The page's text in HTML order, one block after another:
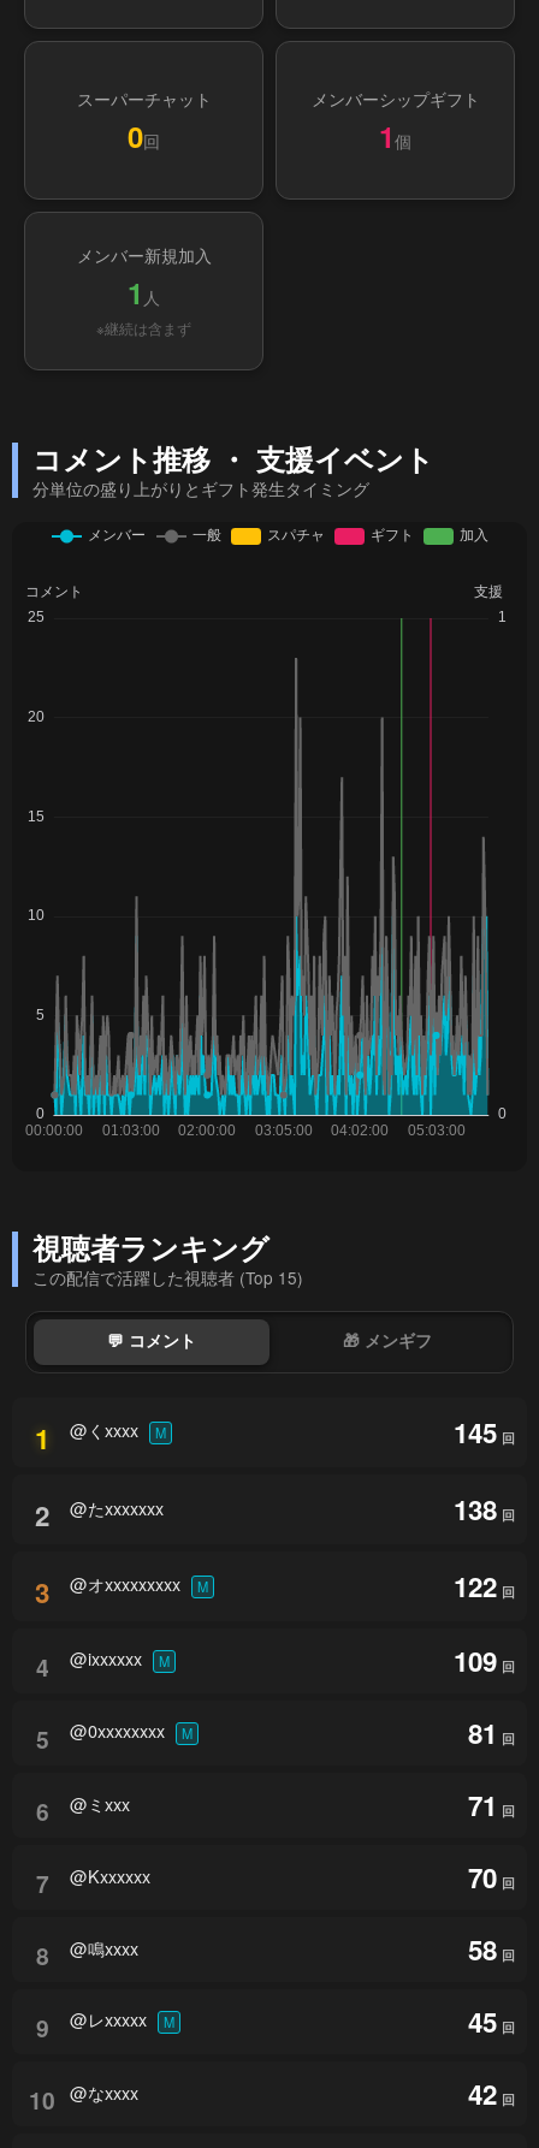
スーパーチャット
0回
メンバーシップギフト
1 個
メンバー新規加入
1 人
※継続は含まず
コメント推移 ・ 支援イベント
分単位の盛り上がりとギフト発生タイミング
視聴者ランキング
この配信で活躍した視聴者 (Top 15)
💬 コメント 🎁 メンギフ
1 @くxxxx M 145 回
2 @たxxxxxxx 138 回
3 @オxxxxxxxxx M 122 回
4 @ixxxxxx M 109 回
5 @0xxxxxxxx M 81 回
6 @ミxxx 71 回
7 @Kxxxxxx 70 回
8 @鳴xxxx 58 回
9 @レxxxxx M 45 回
10 @なxxxx 42 回